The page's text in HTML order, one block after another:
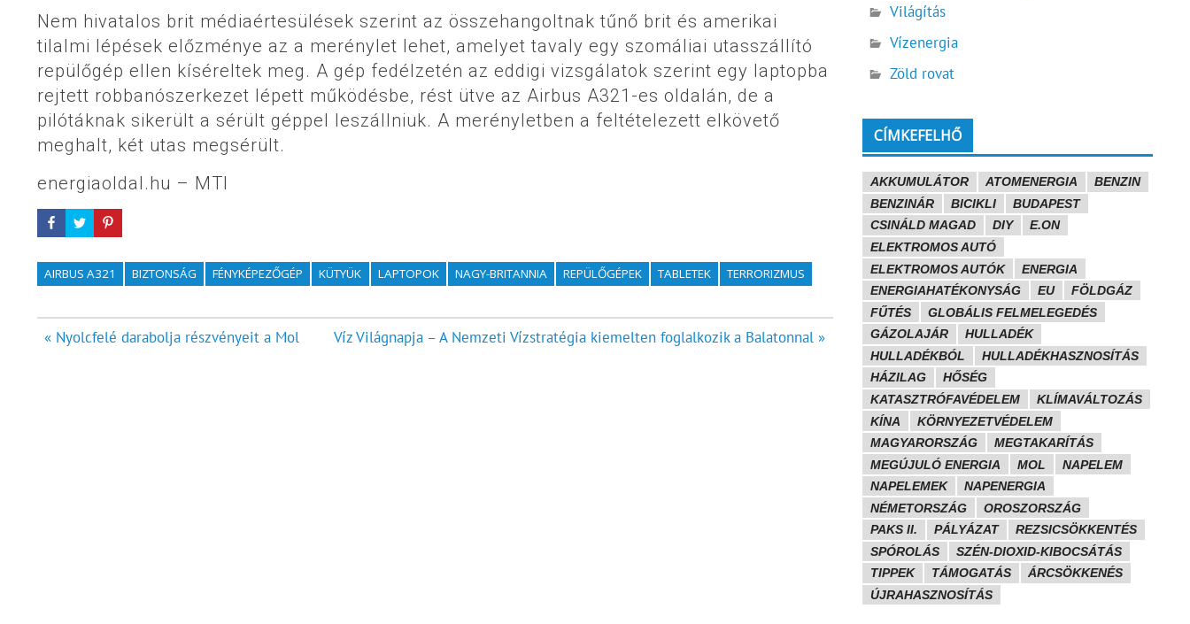
Nem hivatalos brit médiaértesülések szerint az összehangoltnak tűnő brit és amerikai
tilalmi lépések előzménye az a merénylet lehet, amelyet tavaly egy szomáliai utasszállító
repülőgép ellen kíséreltek meg. A gép fedélzetén az eddigi vizsgálatok szerint egy laptopba
rejtett robbanószerkezet lépett működésbe, rést ütve az Airbus A321-es oldalán, de a
pilótáknak sikerült a sérült géppel leszállniuk. A merényletben a feltételezett elkövető
meghalt, két utas megsérült.
energiaoldal.hu – MTI
AIRBUS A321 BIZTONSÁG FÉNYKÉPEZŐGÉP KÜTYÜK LAPTOPOK NAGY-BRITANNIA REPÜLŐGÉPEK TABLETEK TERRORIZMUS
Bejegyzés
« Nyolcfelé darabolja részvényeit a Mol Víz Világnapja – A Nemzeti Vízstratégia kiemelten foglalkozik a Balatonnal »
Világítás
Vízenergia
Zöld rovat
CÍMKEFELHŐ
AKKUMULÁTOR ATOMENERGIA
BENZIN
BENZINÁR
BICIKLI
BUDAPEST
CSINÁLD MAGAD
DIY
E.ON
ELEKTROMOS AUTÓ
ELEKTROMOS AUTÓK
ENERGIA
ENERGIAHATÉKONYSÁG
EU
FÖLDGÁZ
FŰTÉS
GLOBÁLIS FELMELEGEDÉS
GÁZOLAJÁR
HULLADÉK
HULLADÉKBÓL
HULLADÉKHASZNOSÍTÁS
HÁZILAG
HŐSÉG
KATASZTRÓFAVÉDELEM
KLÍMAVÁLTOZÁS
KÍNA
KÖRNYEZETVÉDELEM
MAGYARORSZÁG
MEGTAKARÍTÁS
MEGÚJULÓ ENERGIA
MOL
NAPELEM
NAPELEMEK
NAPENERGIA
NÉMETORSZÁG
OROSZORSZÁG
PAKS II.
PÁLYÁZAT
REZSICSÖKKENTÉS
SPÓROLÁS
SZÉN-DIOXID-KIBOCSÁTÁS
TIPPEK
TÁMOGATÁS
ÁRCSÖKKENÉS
ÚJRAHASZNOSÍTÁS